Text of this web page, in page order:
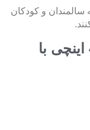
و کودکان
صفحه نمایش رنگی 4.3 اینچی با